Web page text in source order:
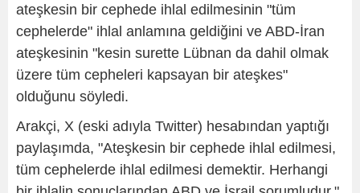
ateşkesin bir cephede ihlal edilmesinin "tüm
cephelerde" ihlal anlamına geldiğini ve ABD-İran
ateşkesinin "kesin surette Lübnan da dahil olmak
üzere tüm cepheleri kapsayan bir ateşkes"
olduğunu söyledi.
Arakçi, X (eski adıyla Twitter) hesabından yaptığı
paylaşımda, "Ateşkesin bir cephede ihlal edilmesi,
tüm cephelerde ihlal edilmesi demektir. Herhangi